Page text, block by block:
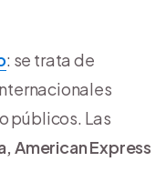
: se trata de
públicos. Las
American Express